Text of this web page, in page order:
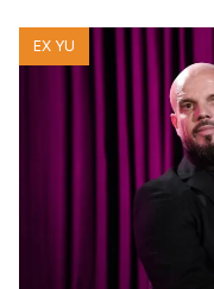
EX YU